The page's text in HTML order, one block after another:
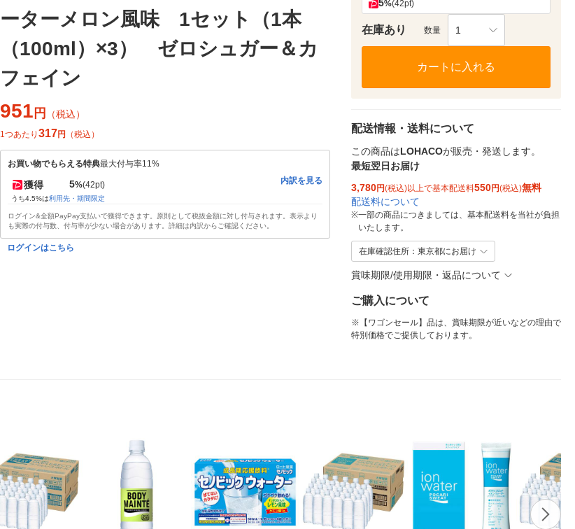
ーターメロン風味 1セット（1本
（100ml）×3） ゼロシュガー＆カ
フェイン
951 円 （税込）
1つあたり 317円 （税込）
お買い物でもらえる特典最大付与率11%
獲得 5%(42pt)
うち4.5%は利用先・期間限定
内訳を見る
ログイン&全額PayPay支払いで獲得できます。原則として税抜金額に対し付与されます。表示より
も実際の付与数、付与率が少ない場合があります。詳細は内訳からご確認ください。
ログインはこちら
5%(42pt)
在庫あり 数量 1
カートに入れる
配送情報・送料について
この商品はLOHACOが販売・発送します。
最短翌日お届け
3,780円(税込)以上で基本配送料550円(税込)無料
配送料について
※一部の商品につきましては、基本配送料を当社が負担
いたします。
在庫確認住所：東京都にお届け
賞味期限/使用期限・返品について
ご購入について
※【ワゴンセール】品は、賞味期限が近いなどの理由で
特別価格でご提供しております。